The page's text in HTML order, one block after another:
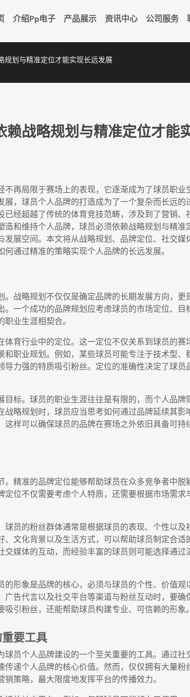
介绍pp电子 产品展示 资讯中心 公司服务
规划与精准定位才能实现长远发展
赖战略规划与精准定位才能
再局限于赛场上的表现，它逐渐成为了球员职业
，球员个人品牌的打造成为了一个复杂而长远的
经超越了传统的体育竞技范畴，涉及到了营销、
和维持个人品牌，球员必须依赖战略规划与精准
展空间。本文将从战略规划、品牌定位、社交媒
通过精准的策略实现个人品牌的长远发展。
战略规划不仅仅是确定品牌的长期发展方向，更
一个成功的品牌规划应考虑球员的市场定位、目
业生涯相契合。
育行业中的定位。这一定位不仅关系到球员的赛
职业规划。例如，某些球员可能专注于技术型、
力强的特质吸引粉丝。定位的准确性决定了球员
标。球员的职业生涯往往是有限的，而个人品牌
略规划时，球员应当思考如何通过品牌延续其影
样可以确保球员的品牌在赛场之外依旧具备可持
精准的品牌定位能够帮助球员在众多竞争者中脱
位不仅需要考虑个人特质，还需要根据市场需求
员的粉丝群体通常是根据球员的表现、个性以及
文化背景以及生活方式，可以帮助球员制定合适
媒体的互动，而经验丰富的球员则可能选择通过
形象是品牌的核心，必须与球员的个性、价值观
告代言以及社交平台等渠道与粉丝互动时，要确
引粉丝，还能帮助球员构建专业、可信赖的形象。
要工具
球员个人品牌建设的一个至关重要的工具。通过社
递个人品牌的核心价值。然而，仅仅拥有大量粉
策略，最大限度地发挥平台的传播效力。